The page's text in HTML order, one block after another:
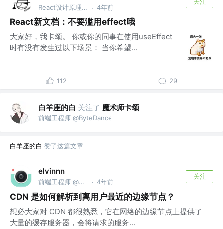
React设计原理 作者 @裸辞前是前端｜自由职业3年 · 4年前
React新文档：不要滥用effect哦
大家好，我卡颂。 你或你的同事在使用useEffect
时有没有发生过以下场景： 当你希望...
112 29
白羊座的白 关注了 魔术师卡颂
前端工程师 @ByteDance
白羊座的白 赞了这篇文章
elvinnn
前端工程师 @腾讯 · 4年前
关注
CDN 是如何解析到离用户最近的边缘节点？
想必大家对 CDN 都很熟悉，它在网络的边缘节点上提供了
大量的缓存服务器，会将请求的服务...